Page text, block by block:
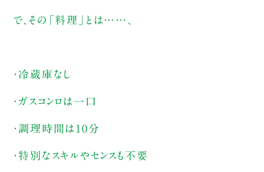
で、その「料理」とは……、
・冷蔵庫なし
・ガスコンロは一口
・調理時間は10分
・特別なスキルやセンスも不要